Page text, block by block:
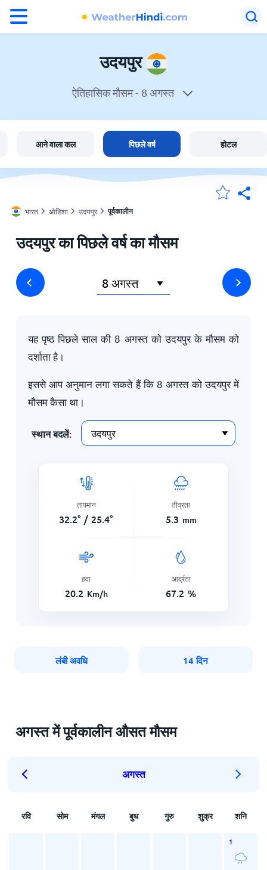
मेंरी लोकेशन
होम
उदयपुर
ऐतिहासिक मौसम - 8 अगस्त
आने वाला कल पिछले वर्ष होटल
भारत ओडिशा उदयपुर पूर्वकालीन
उदयपुर का पिछले वर्ष का मौसम
यह पृष्ठ पिछले साल की 8 अगस्तको उदयपुर के मौसम को
दर्शाता है।
इससे आप अनुमान लगा सकते हैं कि 8 अगस्तको उदयपुर में
मौसम कैसा था।
स्थान बदलें:
तापमान
32.2° / 25.4°
तीव्रता
5.3 mm
हवा
20.2 Km/h
आर्द्रता
67.2 %
लंबी अवधि 14 दिन
अगस्त में पूर्वकालीन औसत मौसम
अगस्त
रवि सोम मंगल बुध गुरु शुक्र शनि
1